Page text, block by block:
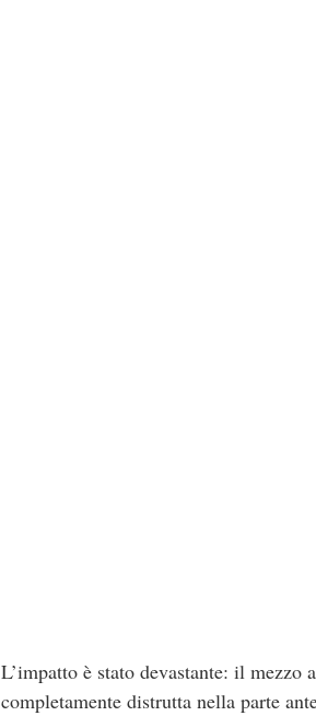
L’impatto è stato devastante: il
completamente distrutta nella parte